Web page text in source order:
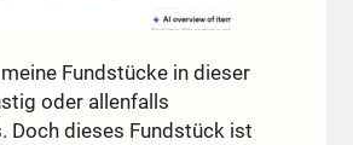
Fundstücke in dieser
oder allenfalls
Doch dieses Fundstück ist